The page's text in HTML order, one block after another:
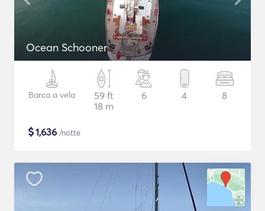
Ocean Schooner
Barca a vela
59 ft
18 m
6 4 8
$1,636 /notte